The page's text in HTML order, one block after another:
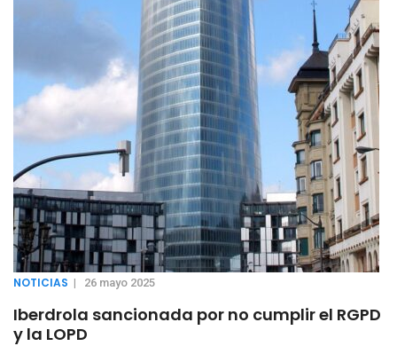
NOTICIAS | 26 mayo 2025
Iberdrola sancionada por no cumplir el RGPD
y la LOPD